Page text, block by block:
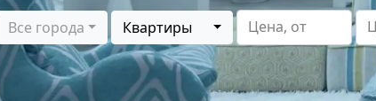
Все города Квартиры Цена, от